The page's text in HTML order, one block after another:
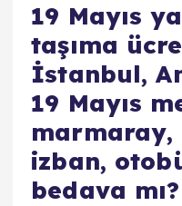
19 Mayıs
taşıma
İstanbul,
19 Mayıs
marmaray,
izban,
bedava mı?